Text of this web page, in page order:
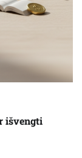
išvengti